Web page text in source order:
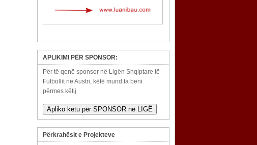
APLIKIMI PËR SPONSOR:
Për të qenë sponsor në Ligën Shqiptare të
Futbollit në Austri, këtë mund ta bëni
përmes këtij
Apliko këtu për SPONSOR në LIGË
Përkrahësit e Projekteve